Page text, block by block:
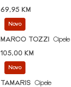
69,95 KM
Novo
MARCO TOZZI
Cipele
105,00 KM
Novo
TAMARIS
Cipele